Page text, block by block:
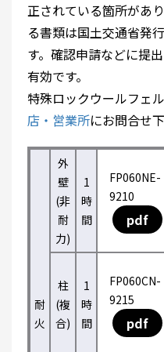
正されている箇所があ
る書類は国土交通省発
す。確認申請などに提
有効です。
特殊ロックウールフェ
店・営業所にお問合せ下
耐
火
外
壁
(非
耐
力)
1
時
間
FP060NE-
9210
pdf
柱
(複
合)
1
時
間
FP060CN-
9215
pdf